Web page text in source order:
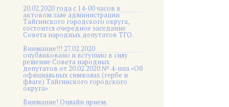
20.02.2020 года с 14-00 часов в
актовом зале администрации
Тайгинского городского округа,
состоится очередное заседание
Совета народных депутатов ТГО.
Внимание!!! 27.02.2020
опубликовано и вступило в силу
решение Совета народных
депутатов от 20.02.2020 № 4-нпа «Об
официальных символах (гербе и
флаге) Тайгинского городского
округа»
Внимание! Онлайн прием.